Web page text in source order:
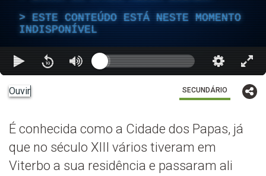
ESTE CONTEÚDO ESTÁ NESTE MOMENTO
INDISPONÍVEL
Ouvir SECUNDÁRIO
É conhecida como a Cidade dos Papas, já
que no século XIII vários tiveram em
Viterbo a sua residência e passaram ali